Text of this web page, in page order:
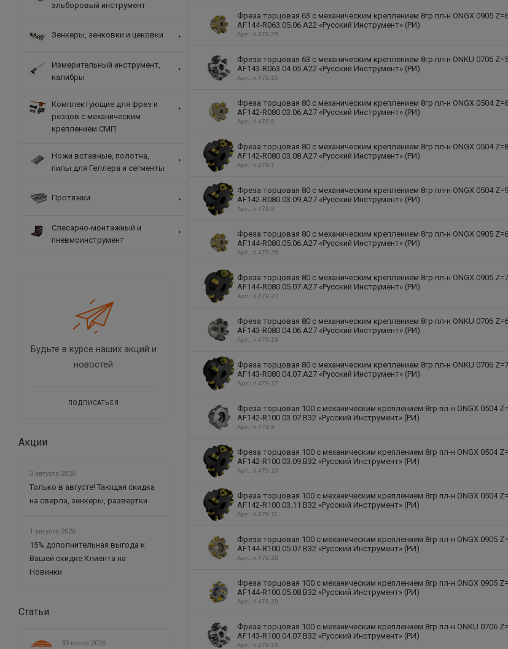
Фреза торцовая 63 с механическим креплением 8гр пл-н ONGX 0905
AF144-R063.05.06.A22 «Русский Инструмент» (РИ)
Арт.: ri.479.25
Фреза торцовая 63 с механическим креплением 8гр пл-н ONKU 0706
AF143-R063.04.05.A22 «Русский Инструмент» (РИ)
Арт.: ri.479.15
Фреза торцовая 80 с механическим креплением 8гр пл-н ONGX 0504
AF142-R080.03.06.A27 «Русский Инструмент» (РИ)
Арт.: ri.479.6
Фреза торцовая 80 с механическим креплением 8гр пл-н ONGX 0504
AF142-R080.03.08.A27 «Русский Инструмент» (РИ)
Арт.: ri.479.7
Фреза торцовая 80 с механическим креплением 8гр пл-н ONGX 0504
AF142-R080.03.09.A27 «Русский Инструмент» (РИ)
Арт.: ri.479.8
Фреза торцовая 80 с механическим креплением 8гр пл-н ONGX 0905
AF144-R080.05.06.A27 «Русский Инструмент» (РИ)
Арт.: ri.479.26
Фреза торцовая 80 с механическим креплением 8гр пл-н ONGX 0905
AF144-R080.05.07.A27 «Русский Инструмент» (РИ)
Арт.: ri.479.27
Фреза торцовая 80 с механическим креплением 8гр пл-н ONKU 0706
AF143-R080.04.06.A27 «Русский Инструмент» (РИ)
Арт.: ri.479.16
Фреза торцовая 80 с механическим креплением 8гр пл-н ONKU 0706
AF143-R080.04.07.A27 «Русский Инструмент» (РИ)
Арт.: ri.479.17
Фреза торцовая 100 с механическим креплением 8гр пл-н ONGX 0504
AF142-R100.03.07.B32 «Русский Инструмент» (РИ)
Арт.: ri.479.9
Фреза торцовая 100 с механическим креплением 8гр пл-н ONGX 0504
AF142-R100.03.09.B32 «Русский Инструмент» (РИ)
Арт.: ri.479.10
Фреза торцовая 100 с механическим креплением 8гр пл-н ONGX 0504
AF142-R100.03.11.B32 «Русский Инструмент» (РИ)
Арт.: ri.479.11
Фреза торцовая 100 с механическим креплением 8гр пл-н ONGX 0905
AF144-R100.05.07.B32 «Русский Инструмент» (РИ)
Арт.: ri.479.28
Фреза торцовая 100 с механическим креплением 8гр пл-н ONGX 0905
AF144-R100.05.08.B32 «Русский Инструмент» (РИ)
Арт.: ri.479.29
Фреза торцовая 100 с механическим креплением 8гр пл-н ONKU 0706
AF143-R100.04.07.B32 «Русский Инструмент» (РИ)
Арт.: ri.479.18
эльборовый инструмент
Зенкеры, зенковки и цековки
Измерительный инструмент,
калибры
Комплектующие для фрез и
резцов с механическим
креплением СМП
Ножи вставные, полотна,
пилы для Геллера и сегменты
Протяжки
Слесарно-монтажный и
пневмоинструмент
Будьте в курсе наших акций и
новостей
ПОДПИСАТЬСЯ
Акции
3 августа 2026
Только в августе! Тающая скидка
на сверла, зенкеры, развертки
1 августа 2026
15% дополнительная выгода к
Вашей скидке Клиента на
Новинки
Статьи
30 июля 2026